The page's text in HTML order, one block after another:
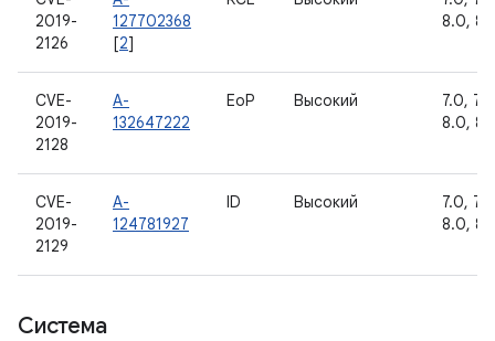
2019-
2126
127702368
[2]
8.0,
CVE-
2019-
2128
A-
132647222
EoP Высокий
7.0,
8.0,
CVE-
2019-
2129
A-
124781927
ID Высокий
7.0,
8.0,
Система